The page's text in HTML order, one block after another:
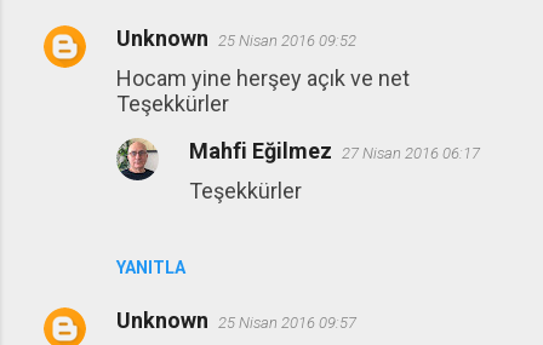
Unknown 25 Nisan 2016 09:52
Hocam yine herşey açık ve net
Teşekkürler
YANITLA
Mahfi Eğilmez 27 Nisan 2016 06:17
Teşekkürler
Unknown 25 Nisan 2016 09:57